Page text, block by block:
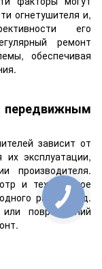
огнетушителя и,
его
ремонт
обеспечивая
зависит от
их эксплуатации,
производителя.
и техническое
раза в год.
повреждений